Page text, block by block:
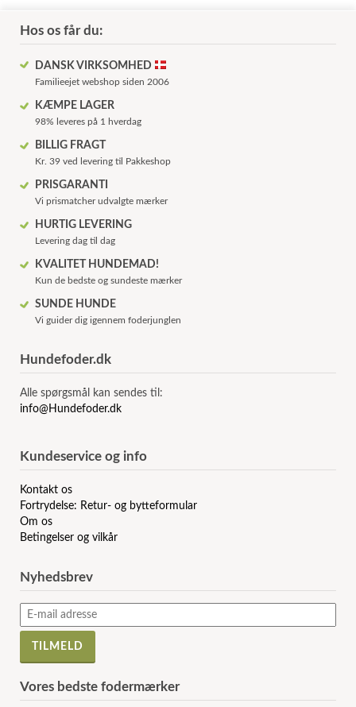
Hos os får du:
DANSK VIRKSOMHED
Familieejet webshop siden 2006
KÆMPE LAGER
98% leveres på 1 hverdag
BILLIG FRAGT
Kr. 39 ved levering til Pakkeshop
PRISGARANTI
Vi prismatcher udvalgte mærker
HURTIG LEVERING
Levering dag til dag
KVALITET HUNDEMAD!
Kun de bedste og sundeste mærker
SUNDE HUNDE
Vi guider dig igennem foderjunglen
Hundefoder.dk
Alle spørgsmål kan sendes til:
info@Hundefoder.dk
Kundeservice og info
Kontakt os
Fortrydelse: Retur- og bytteformular
Om os
Betingelser og vilkår
Nyhedsbrev
Vores bedste fodermærker